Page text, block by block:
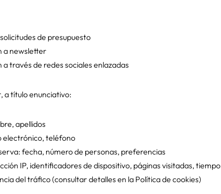
de presupuesto
a newsletter
través de redes sociales enlazadas
a título enunciativo:
apellidos
electrónico, teléfono
fecha, número de personas, preferencias
IP, identificadores de dispositivo, páginas visitadas, tiempo
del tráfico (consultar detalles en la Política de cookies)